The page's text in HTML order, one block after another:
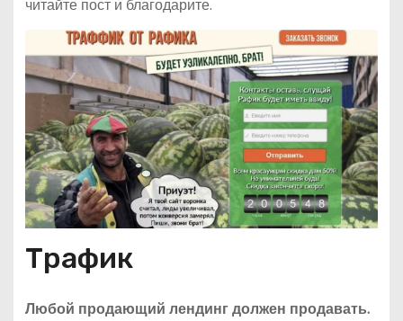
читайте пост и благодарите.
Трафик
Любой продающий лендинг должен продавать.